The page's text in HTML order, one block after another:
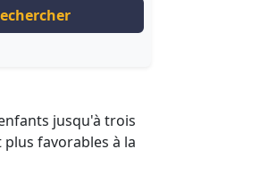
jusqu'à trois
favorables à la